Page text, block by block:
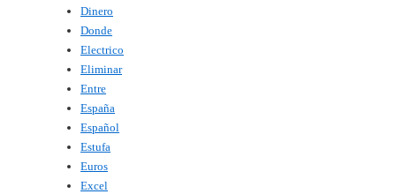
Dinero
Donde
Electrico
Eliminar
Entre
España
Español
Estufa
Euros
Excel